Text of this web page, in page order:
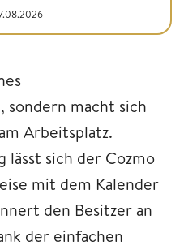
sondern macht sich
Arbeitsplatz.
lässt sich der Cozmo
mit dem Kalender
den Besitzer an
der einfachen